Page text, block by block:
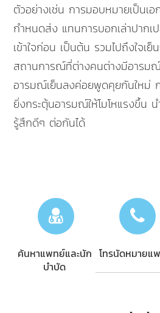
ตัวอย่างเช่น การมอบหมายเป็นเอ
กำหนดส่ง แทนการบอกเล่าปากเ
เข้าใจก่อน เป็นต้น รวมไปถึงใจเย็
สถานการณ์ที่ต่างคนต่างมีอารม
อารมณ์เย็นลงค่อยพูดคุยกันใหม่
ยิ่งกระตุ้นอารมณ์ให้โมโหแรงขึ้น
รู้สึกดีๆ ต่อกันได้
ค้นหาแพทย์และนัก
บำบัด
โทรนัดหมายแ